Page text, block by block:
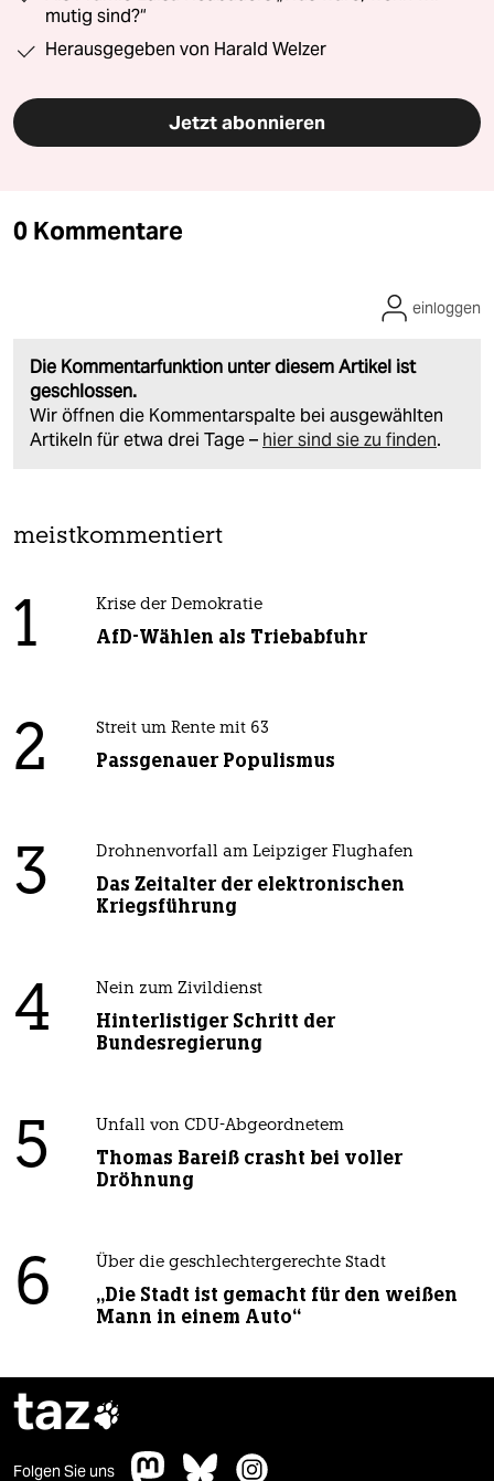
mutig sind?“
Herausgegeben von Harald Welzer
Jetzt abonnieren
0 Kommentare
Die Kommentarfunktion unter diesem Artikel ist
geschlossen.
Wir öffnen die Kommentarspalte bei ausgewählten
Artikeln für etwa drei Tage – hier sind sie zu finden.
einloggen
meistkommentiert
1 Krise der Demokratie
AfD-Wählen als Triebabfuhr
2 Streit um Rente mit 63
Passgenauer Populismus
3 Drohnenvorfall am Leipziger Flughafen
Das Zeitalter der elektronischen
Kriegsführung
4 Nein zum Zivildienst
Hinterlistiger Schritt der
Bundesregierung
5 Unfall von CDU-Abgeordnetem
Thomas Bareiß crasht bei voller
Dröhnung
6 Über die geschlechtergerechte Stadt
„Die Stadt ist gemacht für den weißen
Mann in einem Auto“
taz
Folgen Sie uns